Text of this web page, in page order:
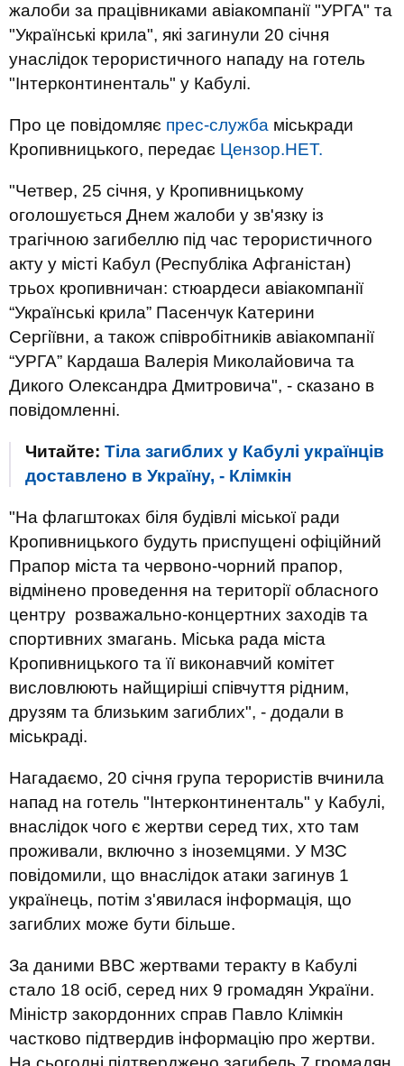
жалоби за працівниками авіакомпанії "УРГА" та
"Українські крила", які загинули 20 січня
унаслідок терористичного нападу на готель
"Інтерконтиненталь" у Кабулі.
Про це повідомляє прес-служба міськради
Кропивницького, передає Цензор.НЕТ.
"Четвер, 25 січня, у Кропивницькому
оголошується Днем жалоби у зв'язку із
трагічною загибеллю під час терористичного
акту у місті Кабул (Республіка Афганістан)
трьох кропивничан: стюардеси авіакомпанії
“Українські крила” Пасенчук Катерини
Сергіївни, а також співробітників авіакомпанії
“УРГА” Кардаша Валерія Миколайовича та
Дикого Олександра Дмитровича", - сказано в
повідомленні.
Читайте: Тіла загиблих у Кабулі українців
доставлено в Україну, - Клімкін
"На флагштоках біля будівлі міської ради
Кропивницького будуть приспущені офіційний
Прапор міста та червоно-чорний прапор,
відмінено проведення на території обласного
центру розважально-концертних заходів та
спортивних змагань. Міська рада міста
Кропивницького та її виконавчий комітет
висловлюють найщиріші співчуття рідним,
друзям та близьким загиблих", - додали в
міськраді.
Нагадаємо, 20 січня група терористів вчинила
напад на готель "Інтерконтиненталь" у Кабулі,
внаслідок чого є жертви серед тих, хто там
проживали, включно з іноземцями. У МЗС
повідомили, що внаслідок атаки загинув 1
українець, потім з'явилася інформація, що
загиблих може бути більше.
За даними BBC жертвами теракту в Кабулі
стало 18 осіб, серед них 9 громадян України.
Міністр закордонних справ Павло Клімкін
частково підтвердив інформацію про жертви.